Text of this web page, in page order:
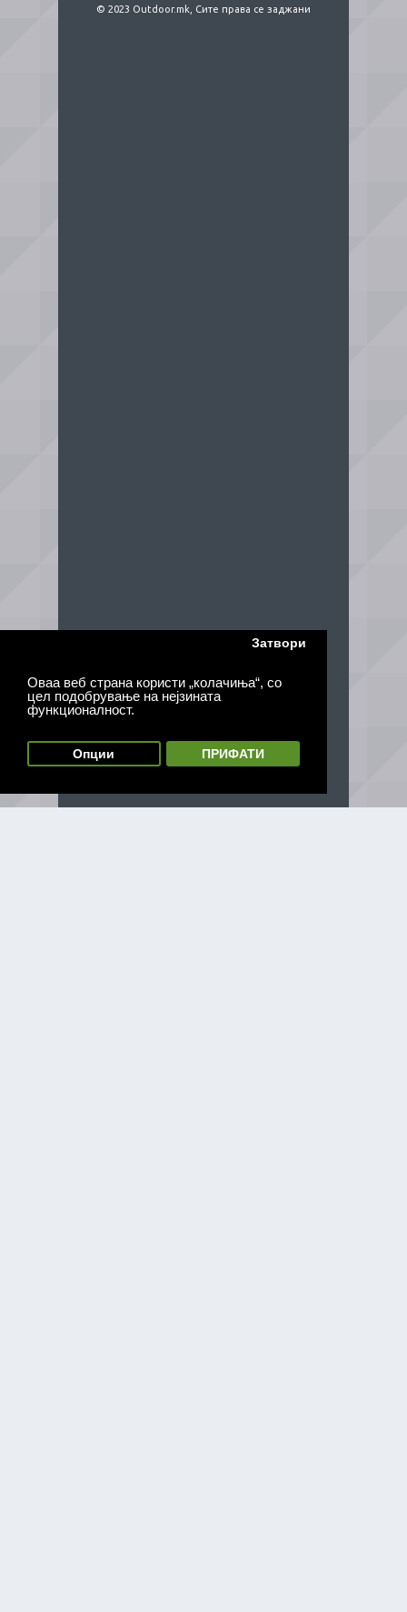
Оваа веб страна користи „колачиња“, со
цел подобрување на нејзината
функционалност.
Затвори
Опции ПРИФАТИ
© 2023 Outdoor.mk, Сите права се заджани